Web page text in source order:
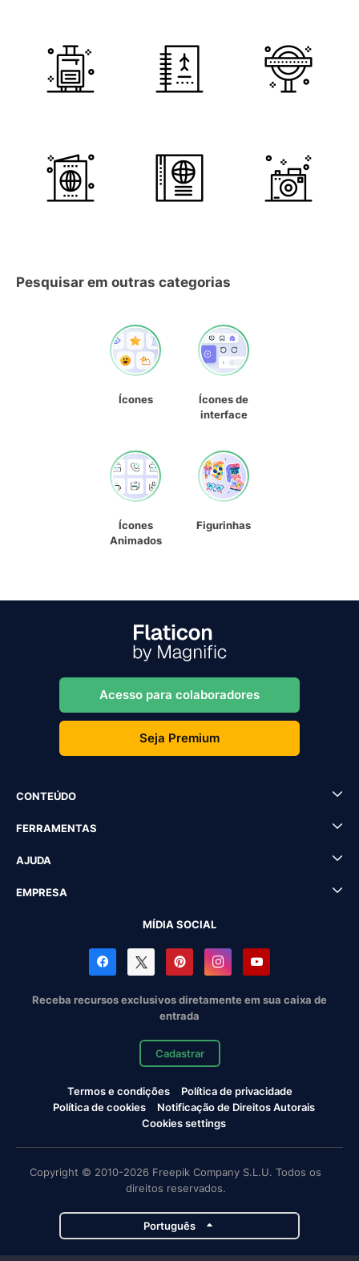
Pesquisar em outras categorias
Ícones
Ícones de
interface
Ícones
Animados
Figurinhas
Acesso para colaboradores
Seja Premium
CONTEÚDO
FERRAMENTAS
AJUDA
EMPRESA
MÍDIA SOCIAL
Receba recursos exclusivos diretamente em sua caixa de
entrada
Cadastrar
Termos e condições
Política de privacidade
Política de cookies
Notificação de Direitos Autorais
Cookies settings
Copyright © 2010-2026 Freepik Company S.L.U. Todos os
direitos reservados.
Português